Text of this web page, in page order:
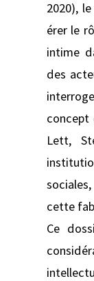
2020),
érer le
intime
des
concept
Lett,
cette
Ce